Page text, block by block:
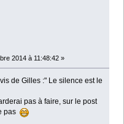
2014 à 11:48:42 »
de Gilles :" Le silence est le
pas à faire, sur le post
pas